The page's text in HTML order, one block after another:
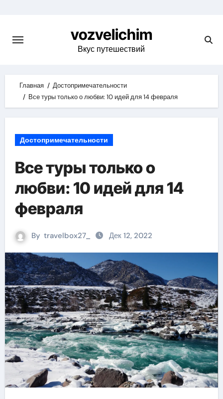
content
vozvelichim
Вкус путешествий
Главная
Достопримечательности
Все туры только о любви: 10 идей для 14 февраля
Достопримечательности
Все туры только о
любви: 10 идей для 14
февраля
By travelbox27_ Дек 12, 2022